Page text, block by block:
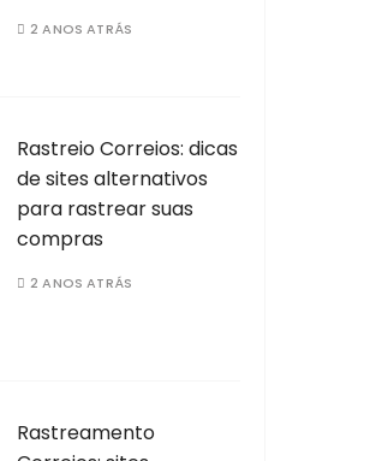
2 ANOS ATRÁS
Rastreio Correios: dicas
de sites alternativos
para rastrear suas
compras
2 ANOS ATRÁS
Rastreamento